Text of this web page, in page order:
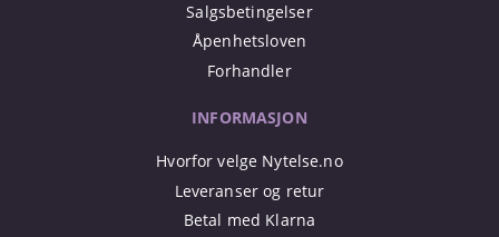
Salgsbetingelser
Åpenhetsloven
Forhandler
INFORMASJON
Hvorfor velge Nytelse.no
Leveranser og retur
Betal med Klarna